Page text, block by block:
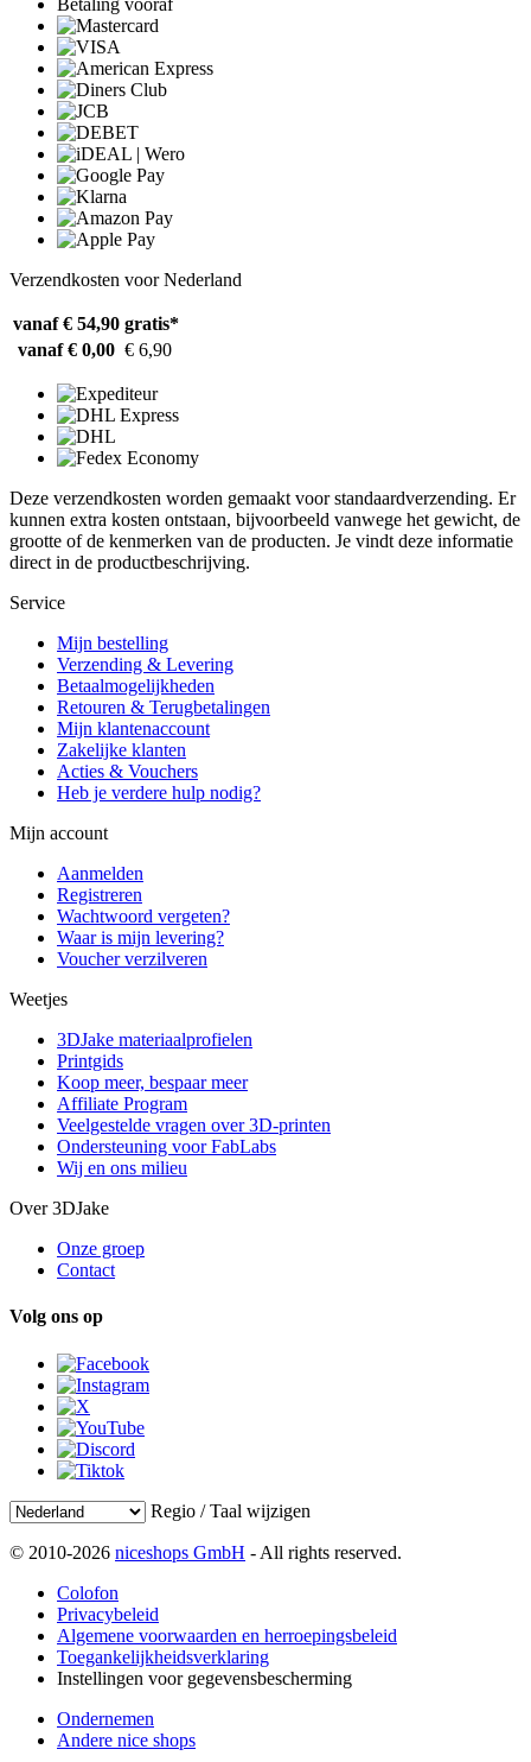
Betaling vooraf
Verzendkosten voor Nederland
vanaf € 54,90 gratis*
vanaf € 0,00 € 6,90
Deze verzendkosten worden gemaakt voor standaardverzending. Er
kunnen extra kosten ontstaan, bijvoorbeeld vanwege het gewicht, de
grootte of de kenmerken van de producten. Je vindt deze informatie
direct in de productbeschrijving.
Service
Mijn bestelling
Verzending & Levering
Betaalmogelijkheden
Retouren & Terugbetalingen
Mijn klantenaccount
Zakelijke klanten
Acties & Vouchers
Heb je verdere hulp nodig?
Mijn account
Aanmelden
Registreren
Wachtwoord vergeten?
Waar is mijn levering?
Voucher verzilveren
Weetjes
3DJake materiaalprofielen
Printgids
Koop meer, bespaar meer
Affiliate Program
Veelgestelde vragen over 3D-printen
Ondersteuning voor FabLabs
Wij en ons milieu
Over 3DJake
Onze groep
Contact
Volg ons op
Regio / Taal wijzigen
© 2010-2026 niceshops GmbH - All rights reserved.
Colofon
Privacybeleid
Algemene voorwaarden en herroepingsbeleid
Toegankelijkheidsverklaring
Instellingen voor gegevensbescherming
Ondernemen
Andere nice shops